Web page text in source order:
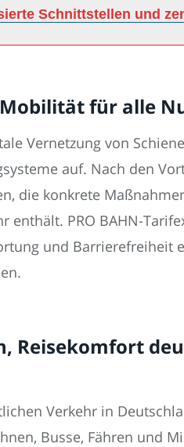
Schnittstellen und
für alle
Vernetzung von
auf. Nach den
die konkrete
enthält. PRO BAHN-
und Barrierefreiheit
Reisekomfort
Verkehr in
Busse, Fähren und